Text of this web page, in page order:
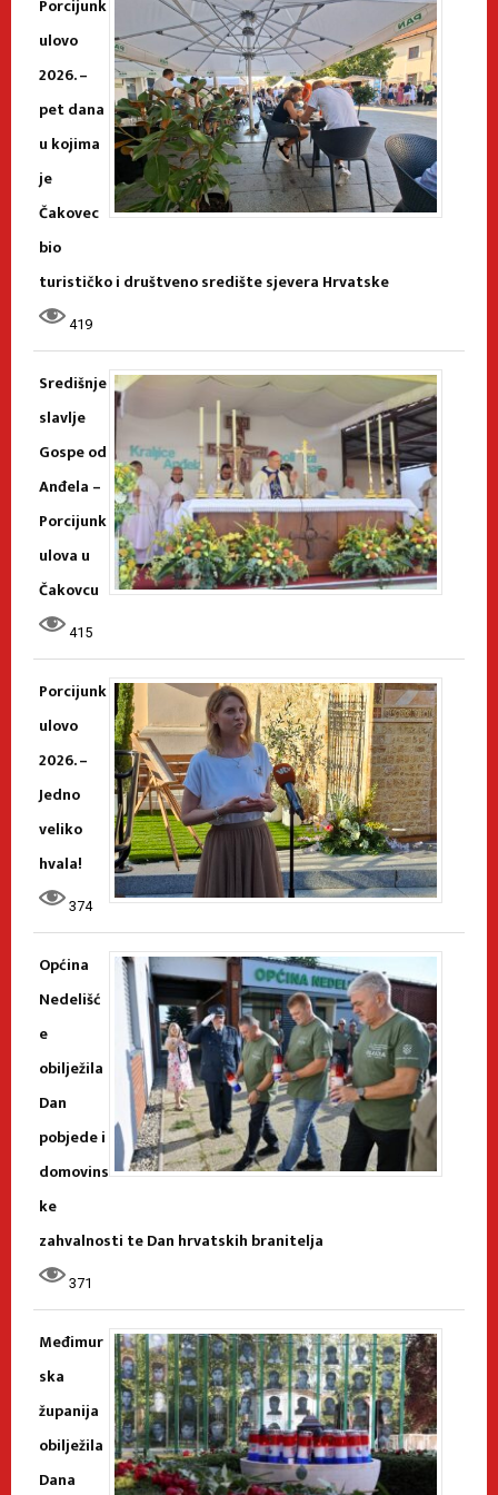
Porcijunk
ulovo
2026. –
pet dana
u kojima
je
Čakovec
bio
turističko i društveno središte sjevera Hrvatske
419
Središnje
slavlje
Gospe od
Anđela –
Porcijunk
ulova u
Čakovcu
415
Porcijunk
ulovo
2026. –
Jedno
veliko
hvala!
374
Općina
Nedelišć
e
obilježila
Dan
pobjede i
domovins
ke
zahvalnosti te Dan hrvatskih branitelja
371
Međimur
ska
županija
obilježila
Dana